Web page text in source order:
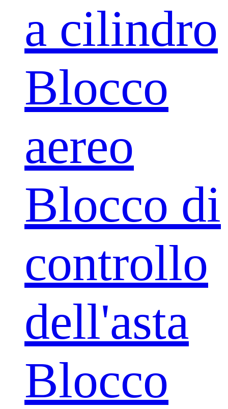
a cilindro
Blocco
aereo
Blocco di
controllo
dell'asta
Blocco